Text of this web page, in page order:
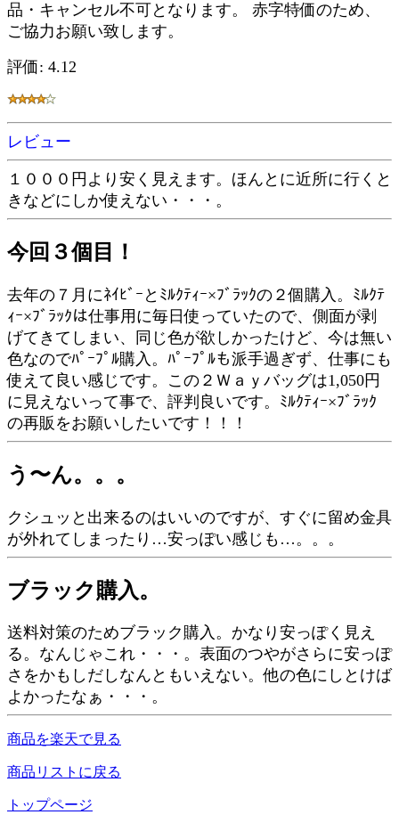
品・キャンセル不可となります。 赤字特価のため、
ご協力お願い致します。
評価: 4.12
レビュー
１０００円より安く見えます。ほんとに近所に行くと
きなどにしか使えない・・・。
今回３個目！
去年の７月にﾈｲﾋﾞｰとﾐﾙｸﾃｨｰ×ﾌﾞﾗｯｸの２個購入。ﾐﾙｸﾃ
ｨｰ×ﾌﾞﾗｯｸは仕事用に毎日使っていたので、側面が剥
げてきてしまい、同じ色が欲しかったけど、今は無い
色なのでﾊﾟｰﾌﾟﾙ購入。ﾊﾟｰﾌﾟﾙも派手過ぎず、仕事にも
使えて良い感じです。この２Ｗａｙバッグは1,050円
に見えないって事で、評判良いです。ﾐﾙｸﾃｨｰ×ﾌﾞﾗｯｸ
の再販をお願いしたいです！！！
う〜ん。。。
クシュッと出来るのはいいのですが、すぐに留め金具
が外れてしまったり…安っぽい感じも…。。。
ブラック購入。
送料対策のためブラック購入。かなり安っぽく見え
る。なんじゃこれ・・・。表面のつやがさらに安っぽ
さをかもしだしなんともいえない。他の色にしとけば
よかったなぁ・・・。
商品を楽天で見る
商品リストに戻る
トップページ